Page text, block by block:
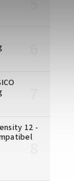
12 -